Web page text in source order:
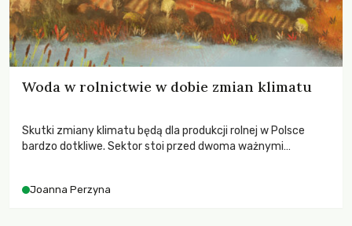
Woda w rolnictwie w dobie zmian klimatu
Skutki zmiany klimatu będą dla produkcji rolnej w Polsce
bardzo dotkliwe. Sektor stoi przed dwoma ważnymi
zachodzących zmian klimatycznych. Wymagać to będzie
Joanna Perzyna